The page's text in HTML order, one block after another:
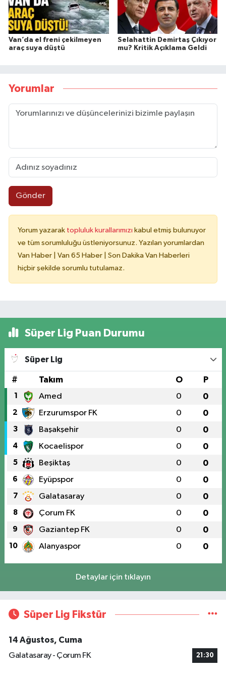
Van’da el freni çekilmeyen
araç suya düştü
Selahattin Demirtaş Çıkıyor
mu? Kritik Açıklama Geldi
Yorumlar
Gönder
Yorum yazarak topluluk kurallarımızı kabul etmiş bulunuyor
ve tüm sorumluluğu üstleniyorsunuz. Yazılan yorumlardan
Van Haber | Van 65 Haber | Son Dakika Van Haberleri
hiçbir şekilde sorumlu tutulamaz.
Süper Lig Puan Durumu
Süper Lig
# Takım O P
1 Amed 0 0
2 Erzurumspor FK 0 0
3 Başakşehir 0 0
4 Kocaelispor 0 0
5 Beşiktaş 0 0
6 Eyüpspor 0 0
7 Galatasaray 0 0
8 Çorum FK 0 0
9 Gaziantep FK 0 0
10 Alanyaspor 0 0
Detaylar için tıklayın
Süper Lig Fikstür
14 Ağustos, Cuma
Galatasaray - Çorum FK
21:30